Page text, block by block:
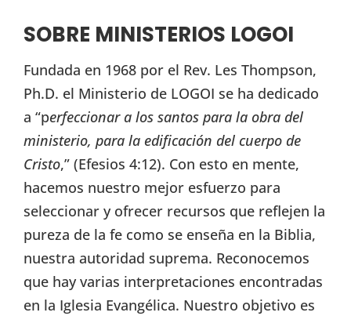
SOBRE MINISTERIOS LOGOI
Fundada en 1968 por el Rev. Les Thompson,
Ph.D. el Ministerio de LOGOI se ha dedicado
a “perfeccionar a los santos para la obra del
ministerio, para la edificación del cuerpo de
Cristo,” (Efesios 4:12). Con esto en mente,
hacemos nuestro mejor esfuerzo para
seleccionar y ofrecer recursos que reflejen la
pureza de la fe como se enseña en la Biblia,
nuestra autoridad suprema. Reconocemos
que hay varias interpretaciones encontradas
en la Iglesia Evangélica. Nuestro objetivo es